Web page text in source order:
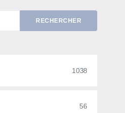
RECHERCHER
1038
56